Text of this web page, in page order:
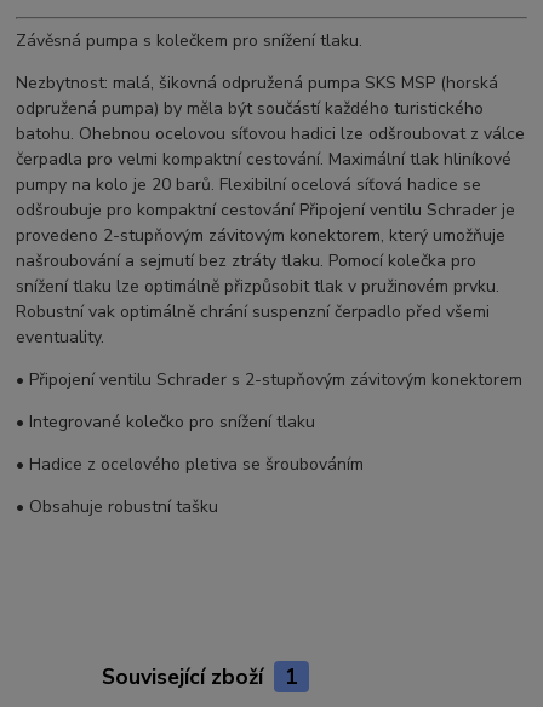
Závěsná pumpa s kolečkem pro snížení tlaku.
Nezbytnost: malá, šikovná odpružená pumpa SKS MSP (horská
odpružená pumpa) by měla být součástí každého turistického
batohu. Ohebnou ocelovou síťovou hadici lze odšroubovat z válce
čerpadla pro velmi kompaktní cestování. Maximální tlak hliníkové
pumpy na kolo je 20 barů. Flexibilní ocelová síťová hadice se
odšroubuje pro kompaktní cestování Připojení ventilu Schrader je
provedeno 2-stupňovým závitovým konektorem, který umožňuje
našroubování a sejmutí bez ztráty tlaku. Pomocí kolečka pro
snížení tlaku lze optimálně přizpůsobit tlak v pružinovém prvku.
Robustní vak optimálně chrání suspenzní čerpadlo před všemi
eventuality.
• Připojení ventilu Schrader s 2-stupňovým závitovým konektorem
• Integrované kolečko pro snížení tlaku
• Hadice z ocelového pletiva se šroubováním
• Obsahuje robustní tašku
Související zboží 1